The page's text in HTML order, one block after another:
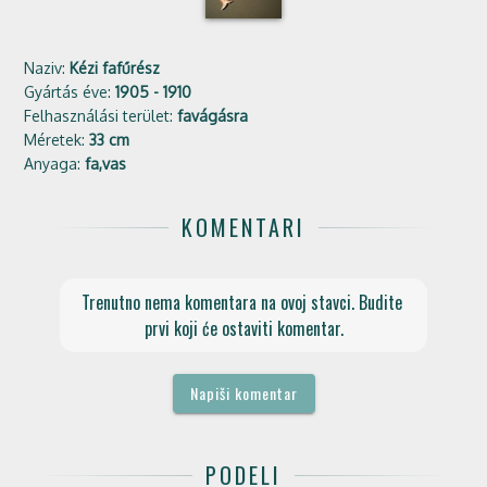
Naziv: Kézi fafűrész
Gyártás éve:1905 - 1910
Felhasználási terület:favágásra
Méretek:33 cm
Anyaga:fa,vas
KOMENTARI
Trenutno nema komentara na ovoj stavci. Budite
prvi koji će ostaviti komentar.
Napiši komentar
PODELI